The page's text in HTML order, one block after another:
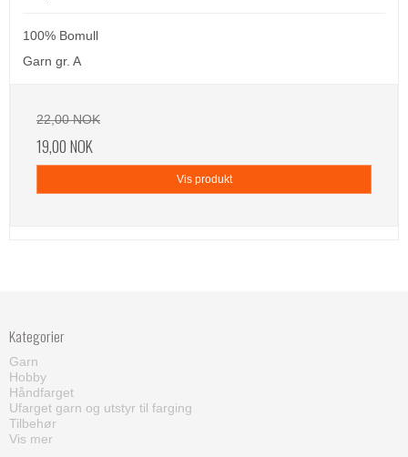
100% Bomull
Garn gr. A
22,00 NOK
19,00 NOK
Vis produkt
Kategorier
Garn
Hobby
Håndfarget
Ufarget garn og utstyr til farging
Tilbehør
Vis mer